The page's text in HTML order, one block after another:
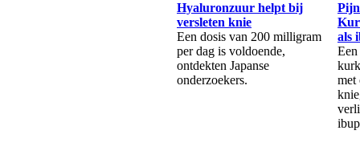
Hyaluronzuur helpt bij
versleten knie
Een dosis van 200 milligram
per dag is voldoende,
ontdekten Japanse
onderzoekers.
als
Een
met